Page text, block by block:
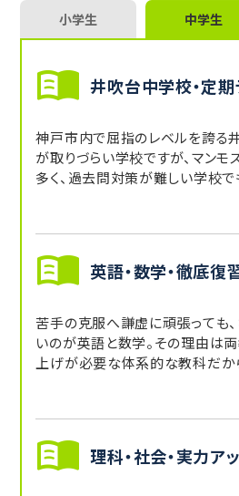
小学生 中学生
井吹台中学校・定
神戸市内で屈指のレベルを誇る
が取りづらい学校ですが、マン
多く、過去問対策が難しい学校で
の難しさよりも、生徒たちの対
です。少々、テストが難化して
ことは少ないです。問題の難易
ない地力獲得が重要です。
英語・数学・徹底復
苦手の克服へ謙虚に頑張っても
いのが英語と数学。その理由は
上げが必要な体系的な教科だか
動詞がわからないと複雑な文
す。小学校の割合・速さなどに
問題は解けません。今、何年生
て徹底的に復習しましょう。
理科・社会・実力ア